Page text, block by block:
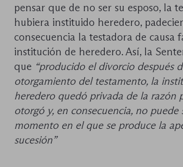
pensar que de no ser su esposo, la
hubiera instituido heredero,
consecuencia la testadora de causa
institución de heredero. Así, la
que “producido el divorcio después
otorgamiento del testamento, la
heredero quedó privada de la razón
otorgó y, en consecuencia, no puede
momento en el que se produce la
sucesión”